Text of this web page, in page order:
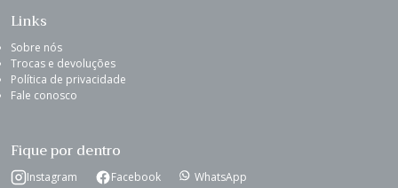
Links
Sobre nós
Trocas e devoluções
Política de privacidade
Fale conosco
Fique por dentro
Instagram Facebook WhatsApp